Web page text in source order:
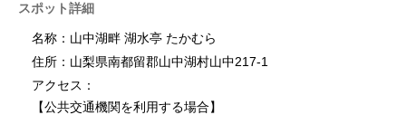
スポット詳細
名称：山中湖畔 湖水亭 たかむら
住所：山梨県南都留郡山中湖村山中217-1
アクセス：
【公共交通機関を利用する場合】